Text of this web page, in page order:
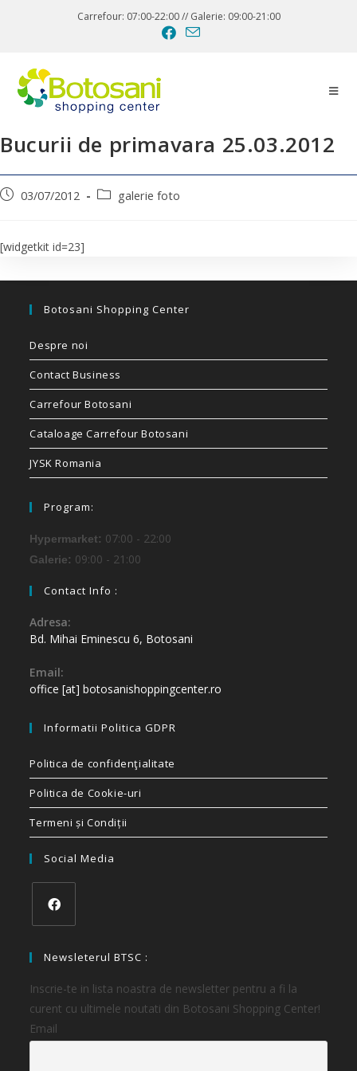
Carrefour: 07:00-22:00 // Galerie: 09:00-21:00
Bucurii de primavara 25.03.2012
03/07/2012 galerie foto
[widgetkit id=23]
Botosani Shopping Center
Despre noi
Contact Business
Carrefour Botosani
Cataloage Carrefour Botosani
JYSK Romania
Program:
Hypermarket: 07:00 - 22:00
Galerie: 09:00 - 21:00
Contact Info :
Adresa:
Bd. Mihai Eminescu 6, Botosani
Email:
office [at] botosanishoppingcenter.ro
Informatii Politica GDPR
Politica de confidenţialitate
Politica de Cookie-uri
Termeni și Condiții
Social Media
Newsleterul BTSC :
Inscrie-te in lista noastra de newsletter pentru a fi la
curent cu ultimele noutati din Botosani Shopping Center!
Email